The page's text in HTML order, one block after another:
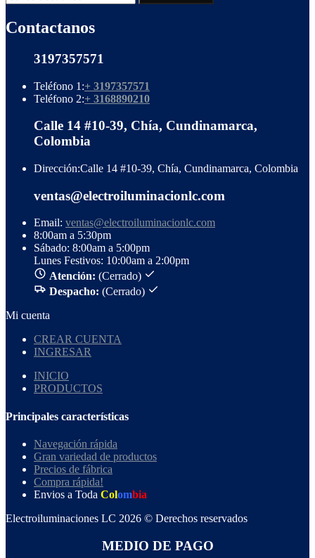
Contactanos
3197357571
Teléfono 1:+ 3197357571
Teléfono 2:+ 3168890210
Calle 14 #10-39, Chía, Cundinamarca,
Colombia
Dirección:Calle 14 #10-39, Chía, Cundinamarca, Colombia
ventas@electroiluminacionlc.com
Email: ventas@electroiluminacionlc.com
8:00am a 5:30pm
Sábado: 8:00am a 5:00pm
Lunes Festivos: 10:00am a 2:00pm
Atención: (Cerrado)
Despacho: (Cerrado)
Mi cuenta
CREAR CUENTA
INGRESAR
INICIO
PRODUCTOS
Principales características
Navegación rápida
Gran variedad de productos
Precios de fábrica
Compra rápida!
Envios a Toda Colombia
Electroiluminaciones LC 2026 © Derechos reservados
MEDIO DE PAGO